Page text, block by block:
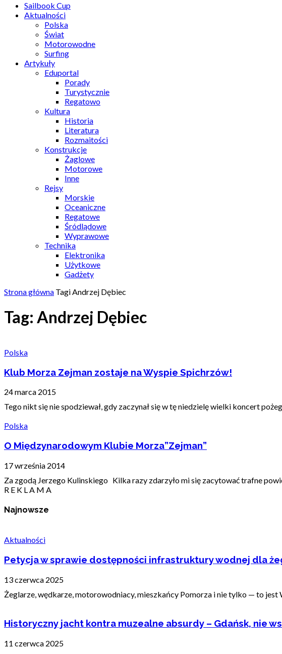
Sailbook Cup
Aktualności
Polska
Świat
Motorowodne
Surfing
Artykuły
Eduportal
Porady
Turystycznie
Regatowo
Kultura
Historia
Literatura
Rozmaitości
Konstrukcje
Żaglowe
Motorowe
Inne
Rejsy
Morskie
Oceaniczne
Regatowe
Śródlądowe
Wyprawowe
Technika
Elektronika
Użytkowe
Gadżety
Strona główna TagiAndrzej Dębiec
Tag: Andrzej Dębiec
Polska
Klub Morza Zejman zostaje na Wyspie Spichrzów!
24 marca 2015
Tego nikt się nie spodziewał, gdy zaczynał się w tę niedzielę wielki koncert
Polska
O Międzynarodowym Klubie Morza”Zejman”
17 września 2014
Za zgodą Jerzego Kulinskiego Kilka razy zdarzyło mi się zacytować trafne
R E K L A M A
Najnowsze
Aktualności
Petycja w sprawie dostępności infrastruktury wodnej dla
13 czerwca 2025
Żeglarze, wędkarze, motorowodniacy, mieszkańcy Pomorza i nie tylko — to jest
Historyczny jacht kontra muzealne absurdy – Gdańsk, nie
11 czerwca 2025